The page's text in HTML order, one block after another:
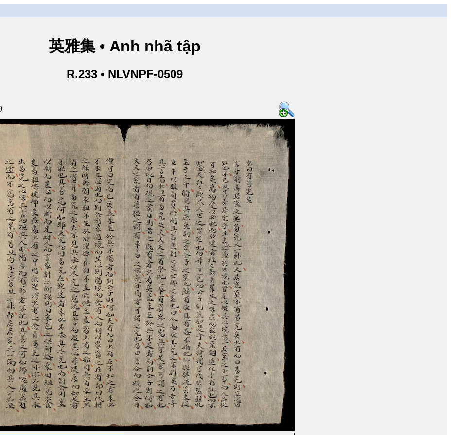
英雅集 • Anh nhã tập
R.233 • NLVNPF-0509